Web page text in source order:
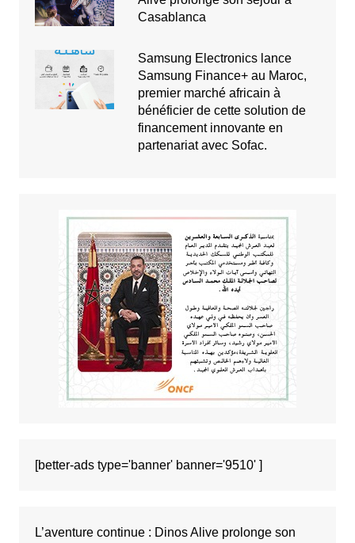
Casablanca
Samsung Electronics lance
Samsung Finance+ au Maroc,
premier marché africain à
bénéficier de cette solution de
financement innovante en
partenariat avec Sofac.
[better-ads type='banner' banner='9510' ]
L’aventure continue : Dinos Alive prolonge son